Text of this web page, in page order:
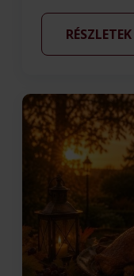
RÉSZLETEK